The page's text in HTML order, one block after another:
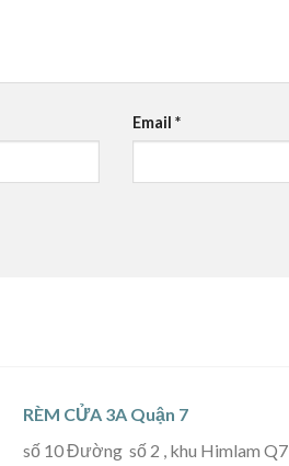
Email *
RÈM CỬA 3A Quận 7
số 10 Đường số 2 , khu Himlam Q7